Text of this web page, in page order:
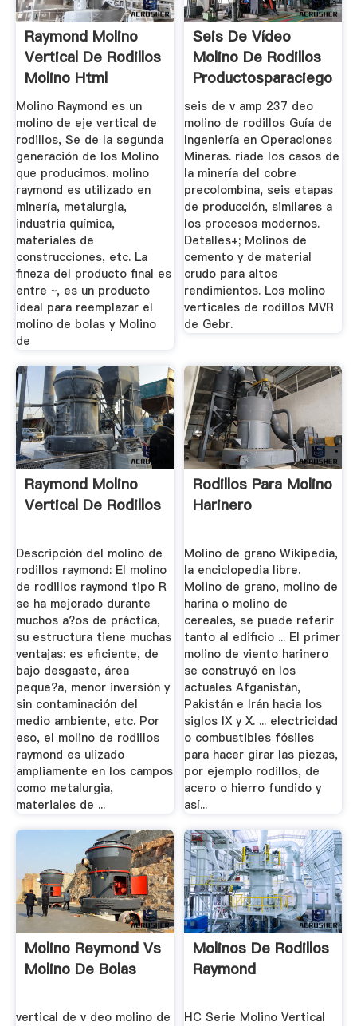
Raymond Molino
Vertical De Rodillos
Molino Html
Molino Raymond es un
molino de eje vertical de
rodillos, Se de la segunda
generación de los Molino
que producimos. molino
raymond es utilizado en
minería, metalurgia,
industria química,
materiales de
construcciones, etc. La
fineza del producto final es
entre ~, es un producto
ideal para reemplazar el
molino de bolas y Molino
de
Seis De Vídeo
Molino De Rodillos
Productosparaciegos
...
seis de v amp 237 deo
molino de rodillos Guía de
Ingeniería en Operaciones
Mineras. riade los casos de
la minería del cobre
precolombina, seis etapas
de producción, similares a
los procesos modernos.
Detalles+; Molinos de
cemento y de material
crudo para altos
rendimientos. Los molino
verticales de rodillos MVR
de Gebr.
Raymond Molino
Vertical De Rodillos
Descripción del molino de
rodillos raymond: El molino
de rodillos raymond tipo R
se ha mejorado durante
muchos a?os de práctica,
su estructura tiene muchas
ventajas: es eficiente, de
bajo desgaste, área
peque?a, menor inversión y
sin contaminación del
medio ambiente, etc. Por
eso, el molino de rodillos
raymond es ulizado
ampliamente en los campos
como metalurgia,
materiales de ...
Rodillos Para Molino
Harinero
Molino de grano Wikipedia,
la enciclopedia libre.
Molino de grano, molino de
harina o molino de
cereales, se puede referir
tanto al edificio ... El primer
molino de viento harinero
se construyó en los
actuales Afganistán,
Pakistán e Irán hacia los
siglos IX y X. ... electricidad
o combustibles fósiles
para hacer girar las piezas,
por ejemplo rodillos, de
acero o hierro fundido y
así...
Molino Reymond Vs
Molino De Bolas
vertical de v deo molino de
Molinos De Rodillos
Raymond
HC Serie Molino Vertical